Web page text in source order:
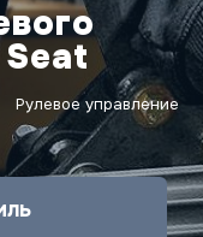
Рулевое управление